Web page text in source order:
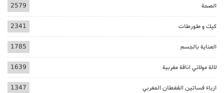
الصحة 2579
كيك و طورطات 2341
العناية بالجسم 1785
لالة مولاتي اناقة مغربية 1639
ازياء فساتين القفطان المغربي 1347